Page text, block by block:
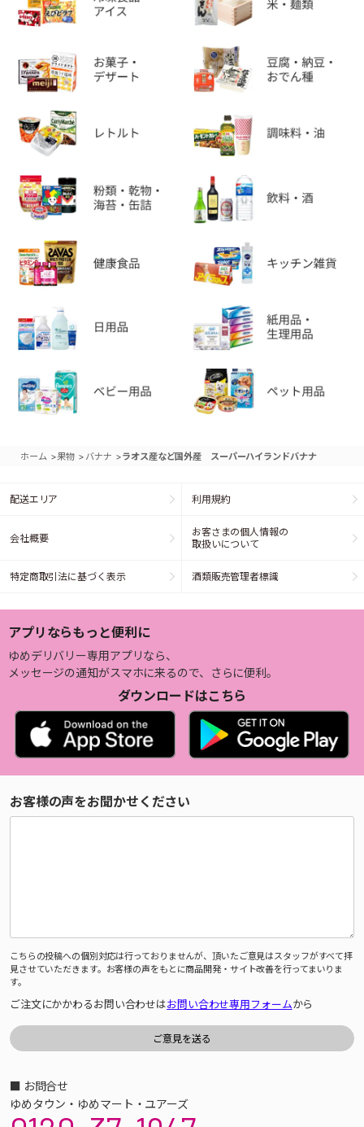
ホーム >果物 > バナナ >ラオス産など国外産 スーパーハイランドバナナ
配送エリア 利用規約
会社概要
お客さまの個人情報の
取扱いについて
特定商取引法に基づく表示 酒類販売管理者標識
アプリならもっと便利に
ゆめデリバリー専用アプリなら、
メッセージの通知がスマホに来るので、さらに便利。
ダウンロードはこちら
お客様の声をお聞かせください
こちらの投稿への個別対応は行っておりませんが、頂いたご意見はスタッフがすべて拝
見させていただきます。お客様の声をもとに商品開発・サイト改善を行ってまいりま
す。
ご注文にかかわるお問い合わせはお問い合わせ専用フォームから
■ お問合せ
ゆめタウン・ゆめマート・ユアーズ